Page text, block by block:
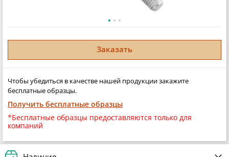
Заказать
Чтобы убедиться в качестве нашей продукции закажите
бесплатные образцы.
Получить бесплатные образцы
*Бесплатные образцы предоставляются только для
компаний